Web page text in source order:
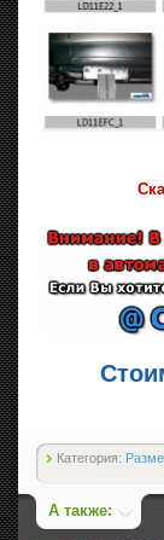
Категория:
А также: